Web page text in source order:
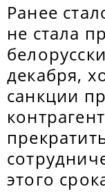
Ранее
не стала
декабря,
санкции
этого